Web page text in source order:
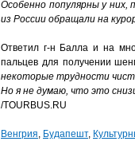
Особенно популярны у
из России обращали на
Ответил г-н Балла и на
пальцев для получении
некоторые трудности
Но я не думаю, что это
/TOURBUS.RU
Венгрия, Будапешт,